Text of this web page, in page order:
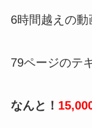
6時間越えの動
79ページのテ
なんと！